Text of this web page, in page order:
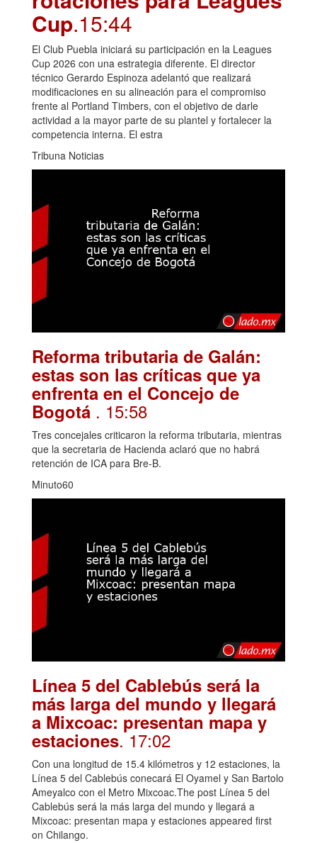
Cup.15:44
El Club Puebla iniciará su participación en la Leagues
Cup 2026 con una estrategia diferente. El director
técnico Gerardo Espinoza adelantó que realizará
modificaciones en su alineación para el compromiso
frente al Portland Timbers, con el objetivo de darle
actividad a la mayor parte de su plantel y fortalecer la
competencia interna. El estra
Tribuna Noticias
Reforma tributaria de Galán:
estas son las críticas que ya
enfrenta en el Concejo de
Bogotá . 15:58
Tres concejales criticaron la reforma tributaria, mientras
que la secretaria de Hacienda aclaró que no habrá
retención de ICA para Bre-B.
Minuto60
Línea 5 del Cablebús será la
más larga del mundo y llegará
a Mixcoac: presentan mapa y
estaciones. 17:02
Con una longitud de 15.4 kilómetros y 12 estaciones, la
Línea 5 del Cablebús conecará El Oyamel y San Bartolo
Ameyalco con el Metro Mixcoac.The post Línea 5 del
Cablebús será la más larga del mundo y llegará a
Mixcoac: presentan mapa y estaciones appeared first
on Chilango.